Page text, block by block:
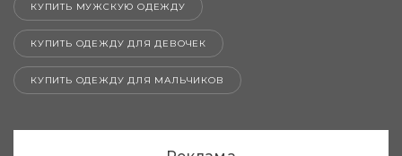
КУПИТЬ МУЖСКУЮ ОДЕЖДУ
КУПИТЬ ОДЕЖДУ ДЛЯ ДЕВОЧЕК
КУПИТЬ ОДЕЖДУ ДЛЯ МАЛЬЧИКОВ